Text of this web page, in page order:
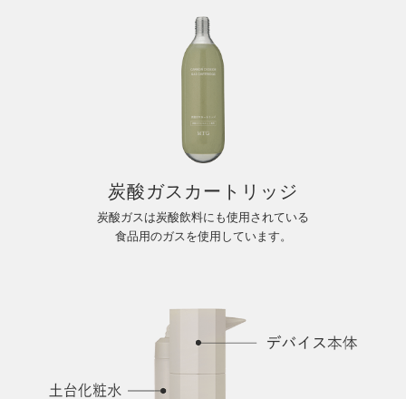
炭酸ガスカートリッジ
炭酸ガスは炭酸飲料にも使用されている
食品用のガスを使用しています。